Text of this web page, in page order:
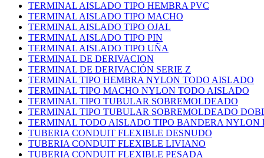
TERMINAL AISLADO TIPO HEMBRA PVC
TERMINAL AISLADO TIPO MACHO
TERMINAL AISLADO TIPO OJAL
TERMINAL AISLADO TIPO PIN
TERMINAL AISLADO TIPO UÑA
TERMINAL DE DERIVACION
TERMINAL DE DERIVACIÓN SERIE Z
TERMINAL TIPO HEMBRA NYLON TODO AISLADO
TERMINAL TIPO MACHO NYLON TODO AISLADO
TERMINAL TIPO TUBULAR SOBREMOLDEADO
TERMINAL TIPO TUBULAR SOBREMOLDEADO
TERMINAL TODO AISLADO TIPO BANDERA NYLON
TUBERIA CONDUIT FLEXIBLE DESNUDO
TUBERIA CONDUIT FLEXIBLE LIVIANO
TUBERIA CONDUIT FLEXIBLE PESADA